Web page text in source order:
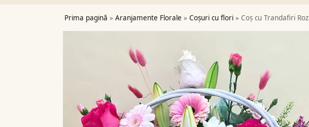
Prima pagină »Aranjamente Florale »Coșuri cu flori » Coș cu Trandafiri Roz